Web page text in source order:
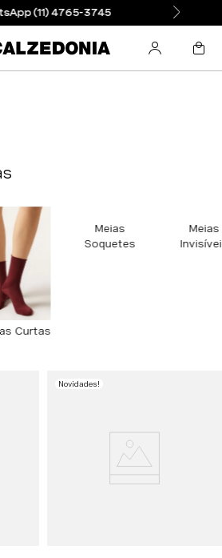
(11) 4765-3745
Curtas
Meias
Soquetes
Meias
Novidades!